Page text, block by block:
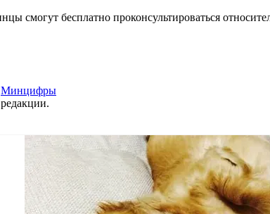
смогут бесплатно проконсультироваться
Минцифры